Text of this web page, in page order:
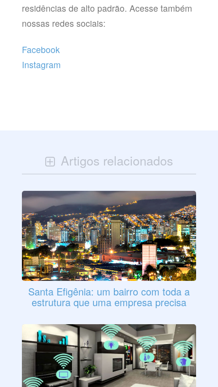
residências de alto padrão. Acesse também
nossas redes sociais:
Facebook
Instagram
Artigos relacionados
Santa Efigênia: um bairro com toda a
estrutura que uma empresa precisa